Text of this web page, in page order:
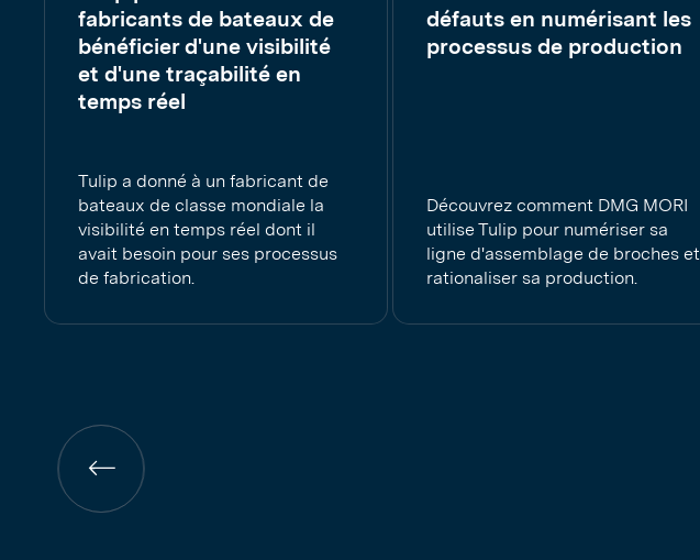
fabricants de bateaux de
bénéficier d'une visibilité
et d'une traçabilité en
temps réel
Tulip a donné à un fabricant de
bateaux de classe mondiale la
visibilité en temps réel dont il
avait besoin pour ses processus
de fabrication.
défauts en numérisant les
processus de production
Découvrez comment DMG MORI
utilise Tulip pour numériser sa
ligne d'assemblage de broches et
rationaliser sa production.
Page
précédente